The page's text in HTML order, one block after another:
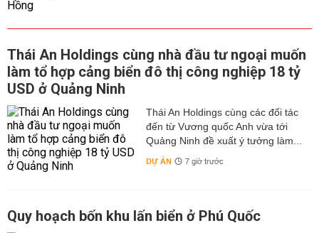
Thái An Holdings cùng nhà đầu tư ngoại muốn
làm tổ hợp cảng biển đô thị công nghiệp 18 tỷ
USD ở Quảng Ninh
Thái An Holdings cùng các đối tác
đến từ Vương quốc Anh vừa tới
Quảng Ninh đề xuất ý tưởng làm...
DỰ ÁN 7 giờ trước
Quy hoạch bốn khu lấn biển ở Phú Quốc